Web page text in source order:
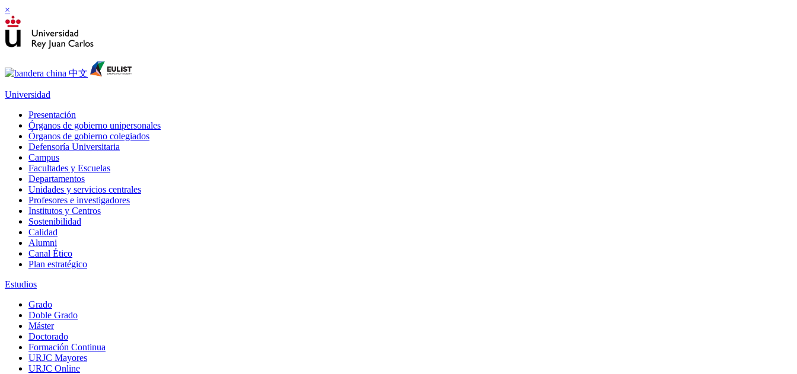
×
Universidad
Presentación
Órganos de gobierno unipersonales
Órganos de gobierno colegiados
Defensoría Universitaria
Campus
Facultades y Escuelas
Departamentos
Unidades y servicios centrales
Profesores e investigadores
Institutos y Centros
Sostenibilidad
Calidad
Alumni
Canal Ético
Plan estratégico
Estudios
Grado
Doble Grado
Máster
Doctorado
Formación Continua
URJC Mayores
URJC Online